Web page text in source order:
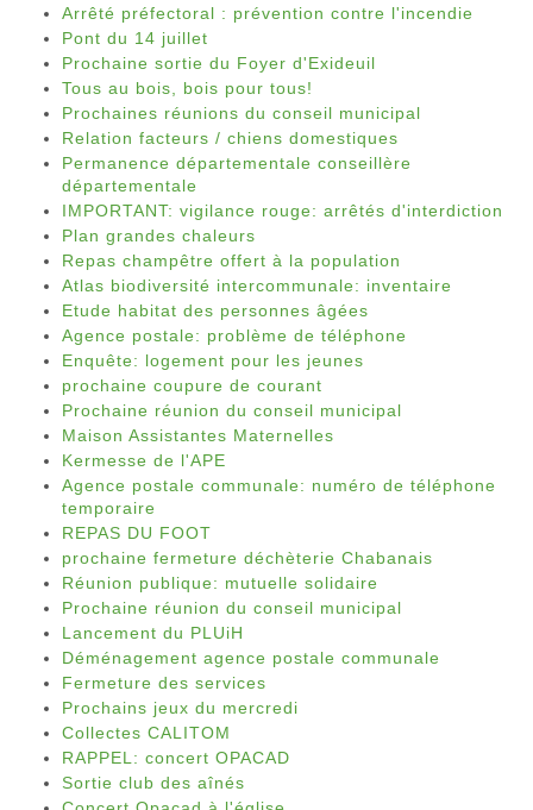
Arrêté préfectoral : prévention contre l'incendie
Pont du 14 juillet
Prochaine sortie du Foyer d'Exideuil
Tous au bois, bois pour tous!
Prochaines réunions du conseil municipal
Relation facteurs / chiens domestiques
Permanence départementale conseillère
départementale
IMPORTANT: vigilance rouge: arrêtés d'interdiction
Plan grandes chaleurs
Repas champêtre offert à la population
Atlas biodiversité intercommunale: inventaire
Etude habitat des personnes âgées
Agence postale: problème de téléphone
Enquête: logement pour les jeunes
prochaine coupure de courant
Prochaine réunion du conseil municipal
Maison Assistantes Maternelles
Kermesse de l'APE
Agence postale communale: numéro de téléphone
temporaire
REPAS DU FOOT
prochaine fermeture déchèterie Chabanais
Réunion publique: mutuelle solidaire
Prochaine réunion du conseil municipal
Lancement du PLUiH
Déménagement agence postale communale
Fermeture des services
Prochains jeux du mercredi
Collectes CALITOM
RAPPEL: concert OPACAD
Sortie club des aînés